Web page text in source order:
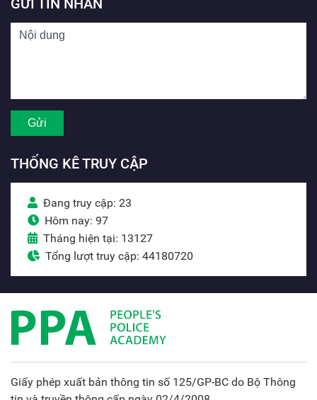
GỬI TIN NHẮN
THỐNG KÊ TRUY CẬP
Đang truy cập: 23
Hôm nay: 97
Tháng hiện tại: 13127
Tổng lượt truy cập: 44180720
Giấy phép xuất bản thông tin số 125/GP-BC do Bộ Thông